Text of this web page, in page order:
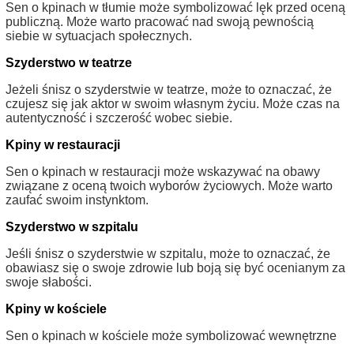
Sen o kpinach w tłumie może symbolizować lęk przed oceną
publiczną. Może warto pracować nad swoją pewnością
siebie w sytuacjach społecznych.
Szyderstwo w teatrze
Jeżeli śnisz o szyderstwie w teatrze, może to oznaczać, że
czujesz się jak aktor w swoim własnym życiu. Może czas na
autentyczność i szczerość wobec siebie.
Kpiny w restauracji
Sen o kpinach w restauracji może wskazywać na obawy
związane z oceną twoich wyborów życiowych. Może warto
zaufać swoim instynktom.
Szyderstwo w szpitalu
Jeśli śnisz o szyderstwie w szpitalu, może to oznaczać, że
obawiasz się o swoje zdrowie lub boją się być ocenianym za
swoje słabości.
Kpiny w kościele
Sen o kpinach w kościele może symbolizować wewnętrzne